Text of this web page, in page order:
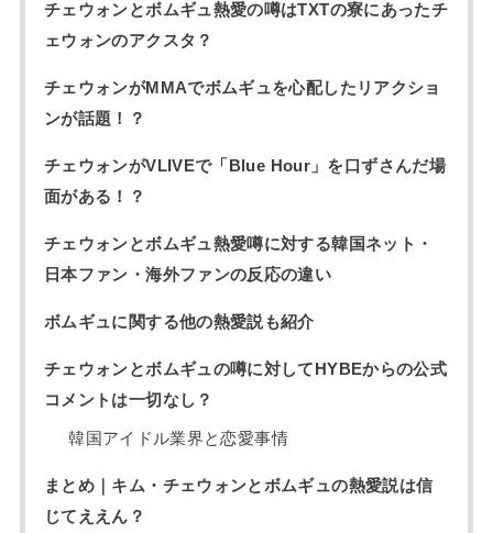
チェウォンとボムギュ熱愛の噂はTXTの寮にあったチ
ェウォンのアクスタ？
チェウォンがMMAでボムギュを心配したリアクショ
ンが話題！？
チェウォンがVLIVEで「Blue Hour」を口ずさんだ場
面がある！？
チェウォンとボムギュ熱愛噂に対する韓国ネット・
日本ファン・海外ファンの反応の違い
ボムギュに関する他の熱愛説も紹介
チェウォンとボムギュの噂に対してHYBEからの公式
コメントは一切なし？
韓国アイドル業界と恋愛事情
まとめ｜キム・チェウォンとボムギュの熱愛説は信
じてええん？